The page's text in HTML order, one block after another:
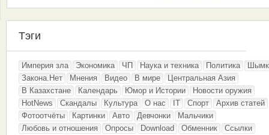
Тэги
Империя зла Экономика ЧП Наука и техника Политика
Закона.Нет
Мнения Видео В мире
Центральная Азия
В Казахстане
Календарь Юмор и Истории
Новости оружия
HotNews
Скандалы Культура О нас IT Спорт
Архив статей
Фотоотчёты
Картинки Авто Девчонки
Мальчики
Любовь и отношения
Опросы Download Обменник
Ссылки